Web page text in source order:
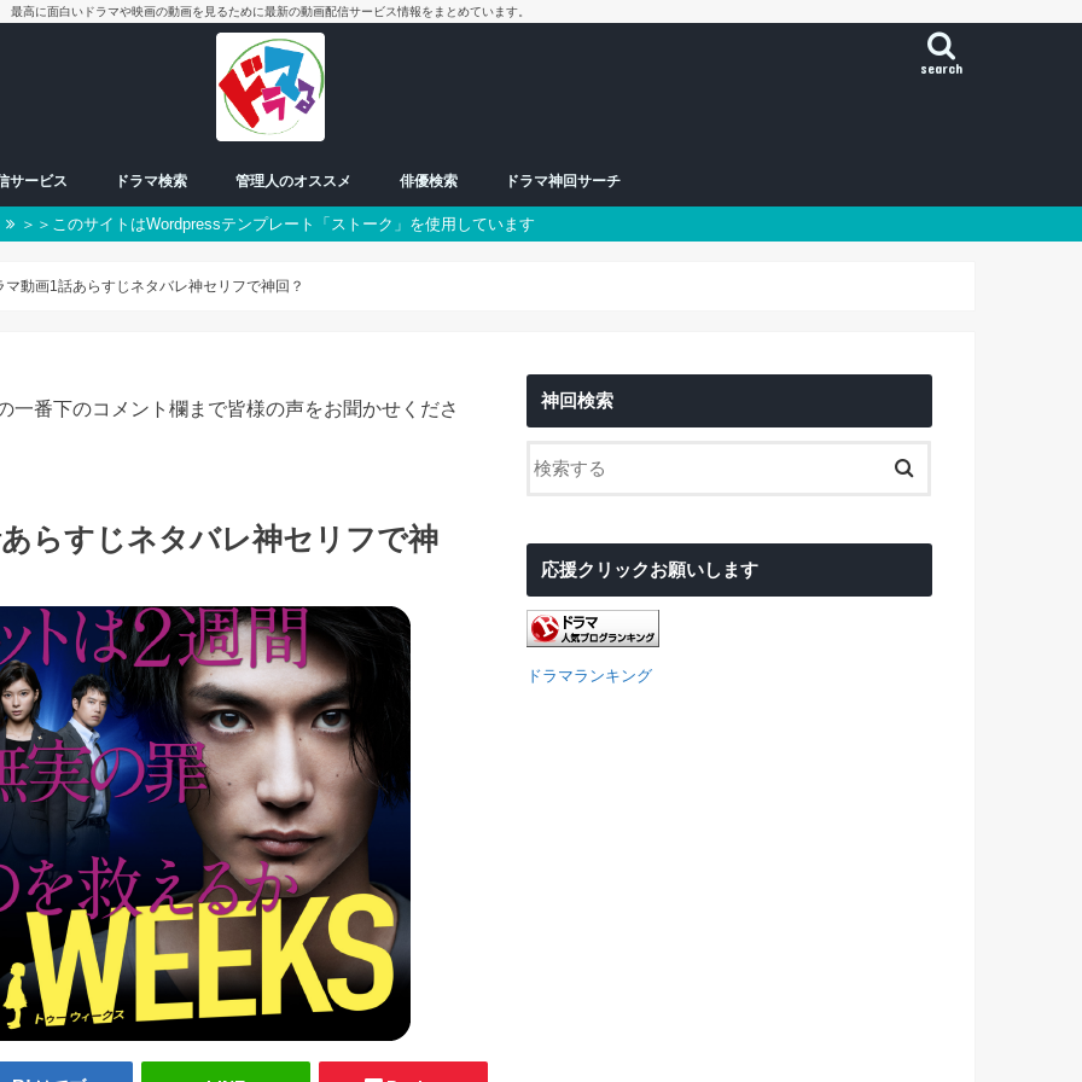
最高に面白いドラマや映画の動画を見るために最新の動画配信サービス情報をまとめています。
search
サービス ドラマ検索
放送中ドラマ
50音別検索
番組一覧表
曜日検索 朝ドラ
日曜日
月曜日
火曜日
水曜日
木曜日
金曜日
土曜日
スペシャル
管理人のオススメ 俳優検索
男優
女優
ドラマ神回サーチ
＞＞このサイトはWordpressテンプレート「ストーク」を使用しています
マ動画1話あらすじネタバレ神セリフで神回？
番下のコメント欄まで皆様の声をお聞かせくださ
らすじネタバレ神セリフで神
神回検索
応援クリックお願いします
ドラマランキング